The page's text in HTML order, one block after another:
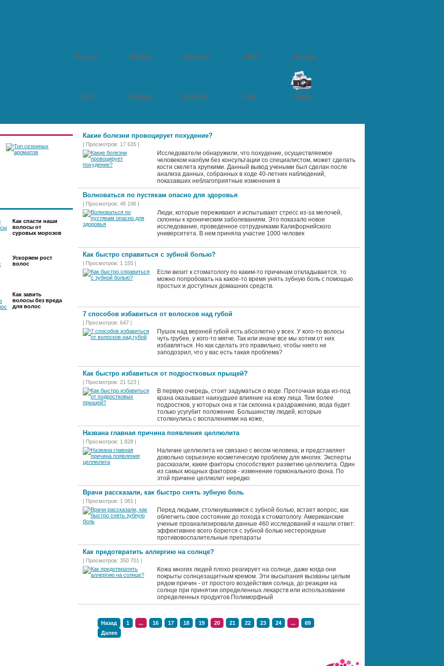
Красота Фитнес Дом и уют Мода Карьера
Авто Здоровье Он и Она Дети Хобби
Как спасти наши
волосы от
суровых морозов
Ускоряем рост
волос
Как завить
волосы без вреда
для волос
Какие болезни провоцирует похудение?
| Просмотров: 17 635 |
Исследователи обнаружили, что похудение, осуществляемое
человеком наобум без консультации со специалистом, может сделать
кости скелета хрупкими. Данный вывод учеными был сделан после
анализа данных, собранных в ходе 40-летних наблюдений,
показавших неблагоприятные изменения в
Волноваться по пустякам опасно для здоровья
| Просмотров: 48 196 |
Люди, которые переживают и испытывают стресс из-за мелочей,
склонны к хроническим заболеваниям. Это показало новое
исследование, проведенное сотрудниками Калифорнийского
университета. В нем приняла участие 1000 человек
Как быстро справиться с зубной болью?
| Просмотров: 1 155 |
Если визит к стоматологу по каким-то причинам откладывается, то
можно попробовать на какое-то время унять зубную боль с помощью
простых и доступных домашних средств.
7 способов избавиться от волосков над губой
| Просмотров: 647 |
Пушок над верхней губой есть абсолютно у всех. У кого-то волосы
чуть грубее, у кого-то мягче. Так или иначе все мы хотим от них
избавляться. Но как сделать это правильно, чтобы никто не
заподозрил, что у вас есть такая проблема?
Как быстро избавиться от подростковых прыщей?
| Просмотров: 21 523 |
В первую очередь, стоит задуматься о воде. Проточная вода из-под
крана оказывает наихудшее влияние на кожу лица. Тем более
подростков, у которых она и так склонна к раздражению, вода будет
только усугубит положение. Большинству людей, которые
столкнулись с воспалениями на коже,
Названа главная причина появления целлюлита
| Просмотров: 1 828 |
Наличие целлюлита не связано с весом человека, и представляет
довольно серьезную косметическую проблему для многих. Эксперты
рассказали, какие факторы способствуют развитию целлюлита. Один
из самых мощных факторов - изменение гормонального фона. По
этой причине целлюлит нередко
Врачи рассказали, как быстро снять зубную боль
| Просмотров: 1 081 |
Перед людьми, столкнувшимися с зубной болью, встает вопрос, как
облегчить свое состояние до похода к стоматологу. Американские
ученые проанализировали данные 460 исследований и нашли ответ:
эффективнее всего борются с зубной болью нестероидные
противовоспалительные препараты
Как предотвратить аллергию на солнце?
| Просмотров: 350 701 |
Кожа многих людей плохо реагирует на солнце, даже когда они
покрыты солнцезащитным кремом. Эти высыпания вызваны целым
рядом причин - от простого воздействия солнца, до реакции на
солнце при принятии определенных лекарств или использовании
определенных продуктов.Полиморфный
Назад 1 ... 16 17 18 19 20 21 22 23 24 ...
69
Далее